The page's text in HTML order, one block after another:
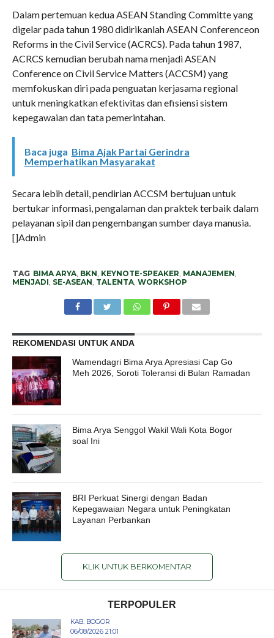
Dalam pertemuan kedua ASEAN Standing Committe yang
digelar pada tahun 1980 didirikanlah ASEAN Conferenceon
Reforms in the Civil Service (ACRCS). Pada tahun 1987,
ACRCS kemudian berubah nama menjadi ASEAN
Conference on Civil Service Matters (ACCSM) yang
memfokuskan diri pada penguatan kerjasama regional
untuk meningkatkan efektivitas dan efisiensi sistem
kepegawaian dan tata pemerintahan.
Baca juga Bima Ajak Partai Gerindra
Memperhatikan Masyarakat
Secara lebih detail, pendirian ACCSM bertujuan untuk
bertukar informasi, pengalaman dan praktek terbaik dalam
pelayanan sipil dan pengembangan sumber daya manusia.
[]Admin
TAG BIMA ARYA, BKN KEYNOTE-SPEAKER MANAJEMEN
MENJADI SE-ASEAN TALENTA, WORKSHOP
REKOMENDASI UNTUK ANDA
Wamendagri Bima Arya Apresiasi Cap Go
Meh 2026, Soroti Toleransi di Bulan Ramadan
Bima Arya Senggol Wakil Wali Kota Bogor
soal Ini
BRI Perkuat Sinergi dengan Badan
Kepegawaian Negara untuk Peningkatan
Layanan Perbankan
KLIK UNTUK BERKOMENTAR
TERPOPULER
KAB. BOGOR
06/08/2026 21:01